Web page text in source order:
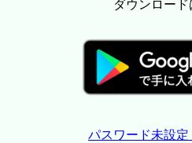
ダウンロード
パスワード未設